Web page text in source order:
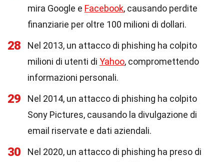
mira Google e Facebook, causando perdite
finanziarie per oltre 100 milioni di dollari.
28
Nel 2013, un attacco di phishing ha colpito
milioni di utenti di Yahoo, compromettendo
informazioni personali.
29
Nel 2014, un attacco di phishing ha colpito
Sony Pictures, causando la divulgazione di
email riservate e dati aziendali.
30
Nel 2020, un attacco di phishing ha preso di